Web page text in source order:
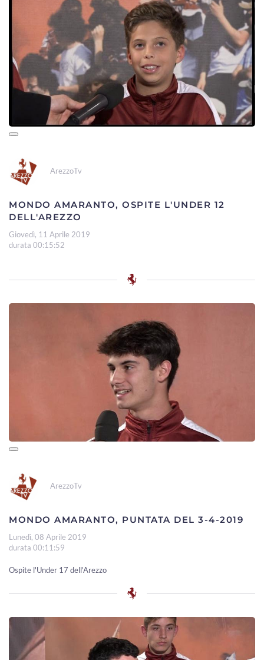
ArezzoTv
MONDO AMARANTO, OSPITE L'UNDER 12
DELL'AREZZO
Giovedì, 11 Aprile 2019
durata 00:15:52
ArezzoTv
MONDO AMARANTO, PUNTATA DEL 3-4-2019
Lunedì, 08 Aprile 2019
durata 00:11:59
Ospite l'Under 17 dell'Arezzo